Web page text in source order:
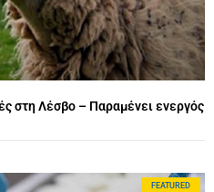
στη Λέσβο – Παραμένει ενεργός
FEATURED